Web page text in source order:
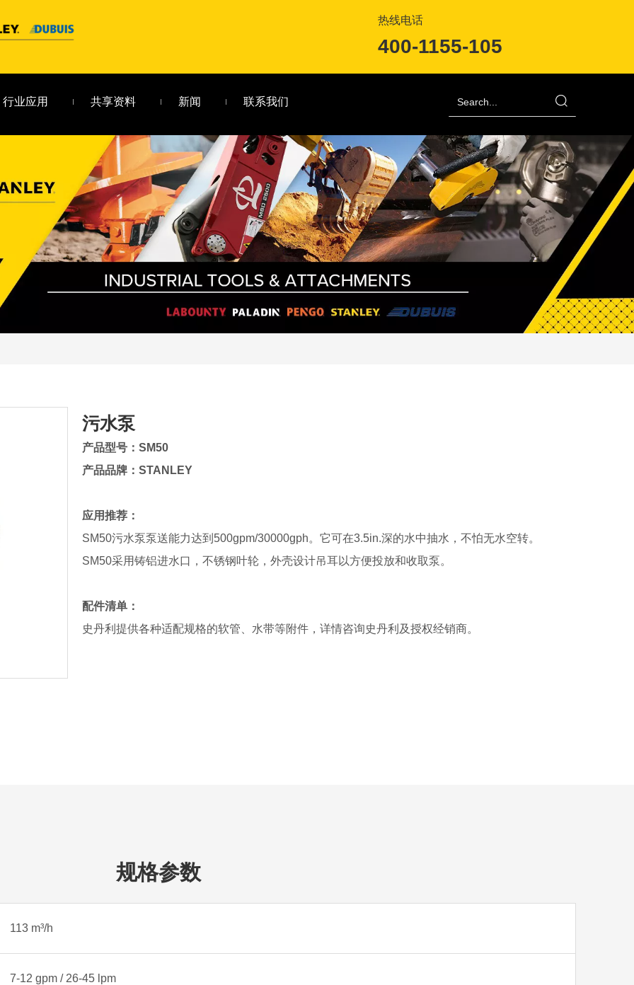
热线电话
400-1155-105
行业应用 共享资料 新闻 联系我们
污水泵
产品型号：SM50
产品品牌：STANLEY
应用推荐：
SM50污水泵泵送能力达到500gpm/30000gph。它可在3.5in.深的水中抽水，不怕无水空转。
SM50采用铸铝进水口，不锈钢叶轮，外壳设计吊耳以方便投放和收取泵。
配件清单：
史丹利提供各种适配规格的软管、水带等附件，详情咨询史丹利及授权经销商。
规格参数
113 m³/h
7-12 gpm / 26-45 lpm